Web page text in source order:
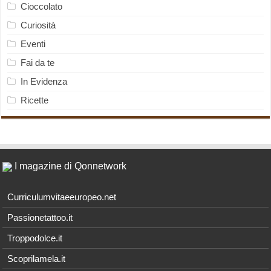
Cioccolato
Curiosità
Eventi
Fai da te
In Evidenza
Ricette
I magazine di Qonnetwork
Curriculumvitaeeuropeo.net
Passionetattoo.it
Troppodolce.it
Scoprilamela.it